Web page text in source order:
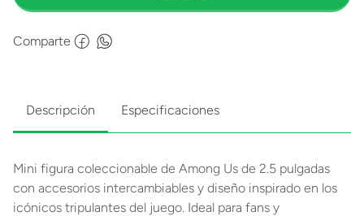
Comparte
Descripción Especificaciones
Mini figura coleccionable de Among Us de 2.5 pulgadas
con accesorios intercambiables y diseño inspirado en los
icónicos tripulantes del juego. Ideal para fans y